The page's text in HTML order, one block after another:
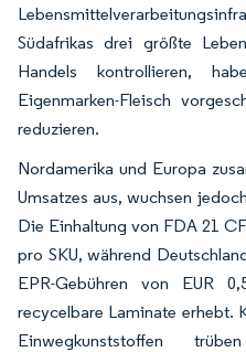
Südafrikas drei größte
Handels kontrollieren,
Eigenmarken-Fleisch
reduzieren.
Nordamerika und Europa
Umsatzes aus, wuchsen
Die Einhaltung von FDA 21
pro SKU, während
EPR-Gebühren von EUR
recycelbare Laminate erhebt.
Einwegkunststoffen